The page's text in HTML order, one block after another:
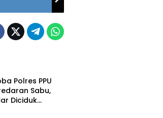
Polres PPU
Sabu,
Diciduk